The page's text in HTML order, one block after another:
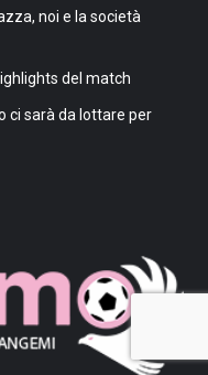
noi e la società
del match
ci sarà da lottare per